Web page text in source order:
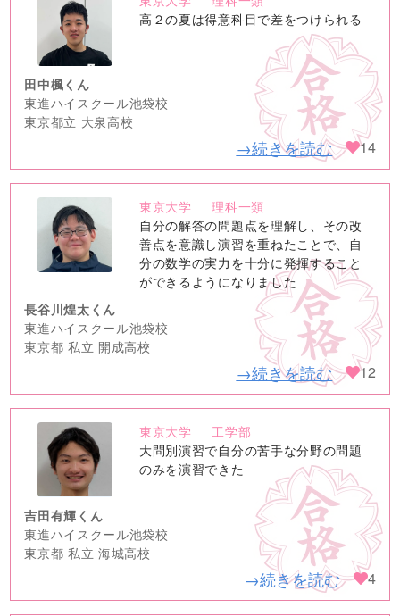
no
image
高２の夏は得意科目で差をつけられる
田中楓くん
東進ハイスクール池袋校
東京都立 大泉高校
→続きを読む 14
no
image
東京大学
理科一類
自分の解答の問題点を理解し、その改
善点を意識し演習を重ねたことで、自
分の数学の実力を十分に発揮すること
ができるようになりました
長谷川煌太くん
東進ハイスクール池袋校
東京都 私立 開成高校
→続きを読む 12
no
image
東京大学
工学部
大問別演習で自分の苦手な分野の問題
のみを演習できた
吉田有輝くん
東進ハイスクール池袋校
東京都 私立 海城高校
→続きを読む 4